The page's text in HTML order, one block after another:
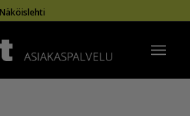
Näköislehti